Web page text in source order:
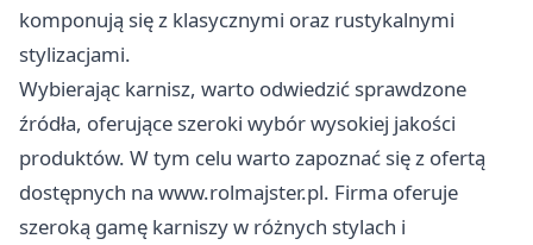
komponują się z klasycznymi oraz rustykalnymi
stylizacjami.
Wybierając karnisz, warto odwiedzić sprawdzone
źródła, oferujące szeroki wybór wysokiej jakości
produktów. W tym celu warto zapoznać się z ofertą
dostępnych na www.rolmajster.pl. Firma oferuje
szeroką gamę karniszy w różnych stylach i